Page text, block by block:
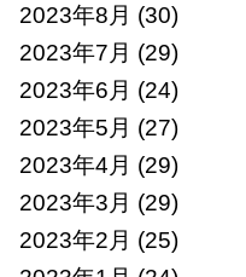
2023年8月 (30)
2023年7月 (29)
2023年6月 (24)
2023年5月 (27)
2023年4月 (29)
2023年3月 (29)
2023年2月 (25)